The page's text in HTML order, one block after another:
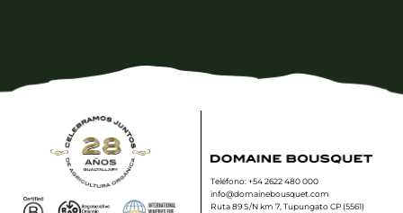
Teléfono: +54 2622 480 000
info@domainebousquet.com
Ruta 89 S/N km 7, Tupungato CP (5561)